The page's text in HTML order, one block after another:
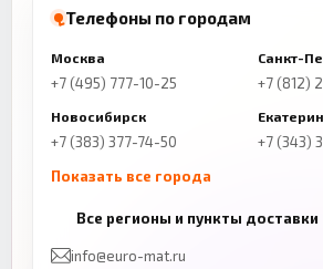
Телефоны по городам
Москва
+7 (495) 777-10-25
Санкт-
+7 (812)
Новосибирск
+7 (383) 377-74-50
+7 (343)
Показать все города
+7 (843) 206-01-30
Челябинск
Все регионы и пункты доставки
info@euro-mat.ru